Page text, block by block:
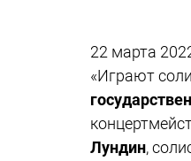
22 марта
«Играют
Лундин,